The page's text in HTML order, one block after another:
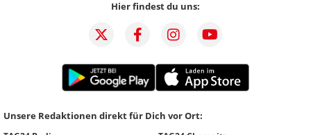
Hier findest du uns:
Unsere Redaktionen direkt für Dich vor Ort: